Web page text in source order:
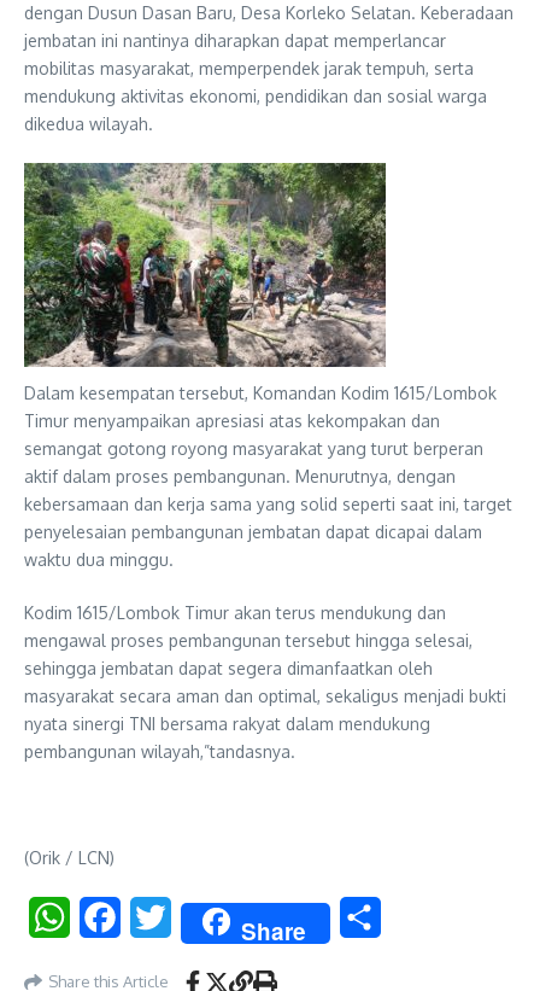
dengan Dusun Dasan Baru, Desa Korleko Selatan. Keberadaan
jembatan ini nantinya diharapkan dapat memperlancar
mobilitas masyarakat, memperpendek jarak tempuh, serta
mendukung aktivitas ekonomi, pendidikan dan sosial warga
dikedua wilayah.
Dalam kesempatan tersebut, Komandan Kodim 1615/Lombok
Timur menyampaikan apresiasi atas kekompakan dan
semangat gotong royong masyarakat yang turut berperan
aktif dalam proses pembangunan. Menurutnya, dengan
kebersamaan dan kerja sama yang solid seperti saat ini, target
penyelesaian pembangunan jembatan dapat dicapai dalam
waktu dua minggu.
Kodim 1615/Lombok Timur akan terus mendukung dan
mengawal proses pembangunan tersebut hingga selesai,
sehingga jembatan dapat segera dimanfaatkan oleh
masyarakat secara aman dan optimal, sekaligus menjadi bukti
nyata sinergi TNI bersama rakyat dalam mendukung
pembangunan wilayah,”tandasnya.
(Orik / LCN)
WhatsAppFacebookTwitter Share
Share this Article